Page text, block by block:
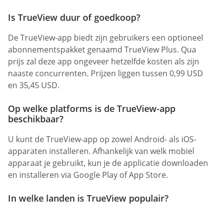
Is TrueView duur of goedkoop?
De TrueView-app biedt zijn gebruikers een optioneel
abonnementspakket genaamd TrueView Plus. Qua
prijs zal deze app ongeveer hetzelfde kosten als zijn
naaste concurrenten. Prijzen liggen tussen 0,99 USD
en 35,45 USD.
Op welke platforms is de TrueView-app
beschikbaar?
U kunt de TrueView-app op zowel Android- als iOS-
apparaten installeren. Afhankelijk van welk mobiel
apparaat je gebruikt, kun je de applicatie downloaden
en installeren via Google Play of App Store.
In welke landen is TrueView populair?